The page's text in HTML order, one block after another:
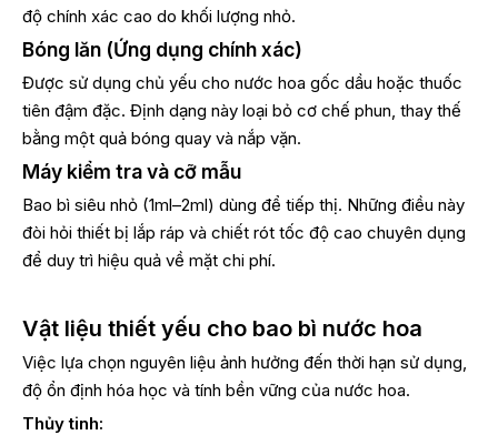
độ chính xác cao do khối lượng nhỏ.
Bóng lăn (Ứng dụng chính xác)
Được sử dụng chủ yếu cho nước hoa gốc dầu hoặc thuốc
tiên đậm đặc. Định dạng này loại bỏ cơ chế phun, thay thế
bằng một quả bóng quay và nắp vặn.
Máy kiểm tra và cỡ mẫu
Bao bì siêu nhỏ (1ml–2ml) dùng để tiếp thị. Những điều này
đòi hỏi thiết bị lắp ráp và chiết rót tốc độ cao chuyên dụng
để duy trì hiệu quả về mặt chi phí.
Vật liệu thiết yếu cho bao bì nước hoa
Việc lựa chọn nguyên liệu ảnh hưởng đến thời hạn sử dụng,
độ ổn định hóa học và tính bền vững của nước hoa.
Thủy tinh: